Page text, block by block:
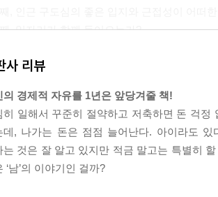
시를 이해하는 두 가지 포인트 | 신도시의 형
어디를 사야 할까 2 (구도심)
심 투자는 어떻게 할 것인가
심의 시세는 어떻게 움직이는가
, 일자리가 함께 들어오는가?
익히기엔 시간이 너무나 많이 걸리는 방법이
는 것이라 생각할 수도 있다. 하지만 방법을
은 도시의 크기별로 조금씩 다르다. 예를 들
은 많이 다를 것이다. 지역 분석도 대상이 소
실전! 투자 성공을 위한 지역 분석
사 리뷰
의 경제적 자유를 1년은 앞당겨줄 책!
히 일해서 꾸준히 절약하고 저축하면 돈 걱
데, 나가는 돈은 점점 늘어난다. 아이라도
는 것은 잘 알고 있지만 적금 말고는 특별히
‘남’의 이야기인 걸까?